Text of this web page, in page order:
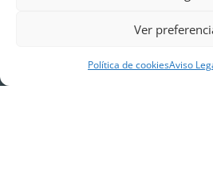
Ver
Política de cookiesAviso